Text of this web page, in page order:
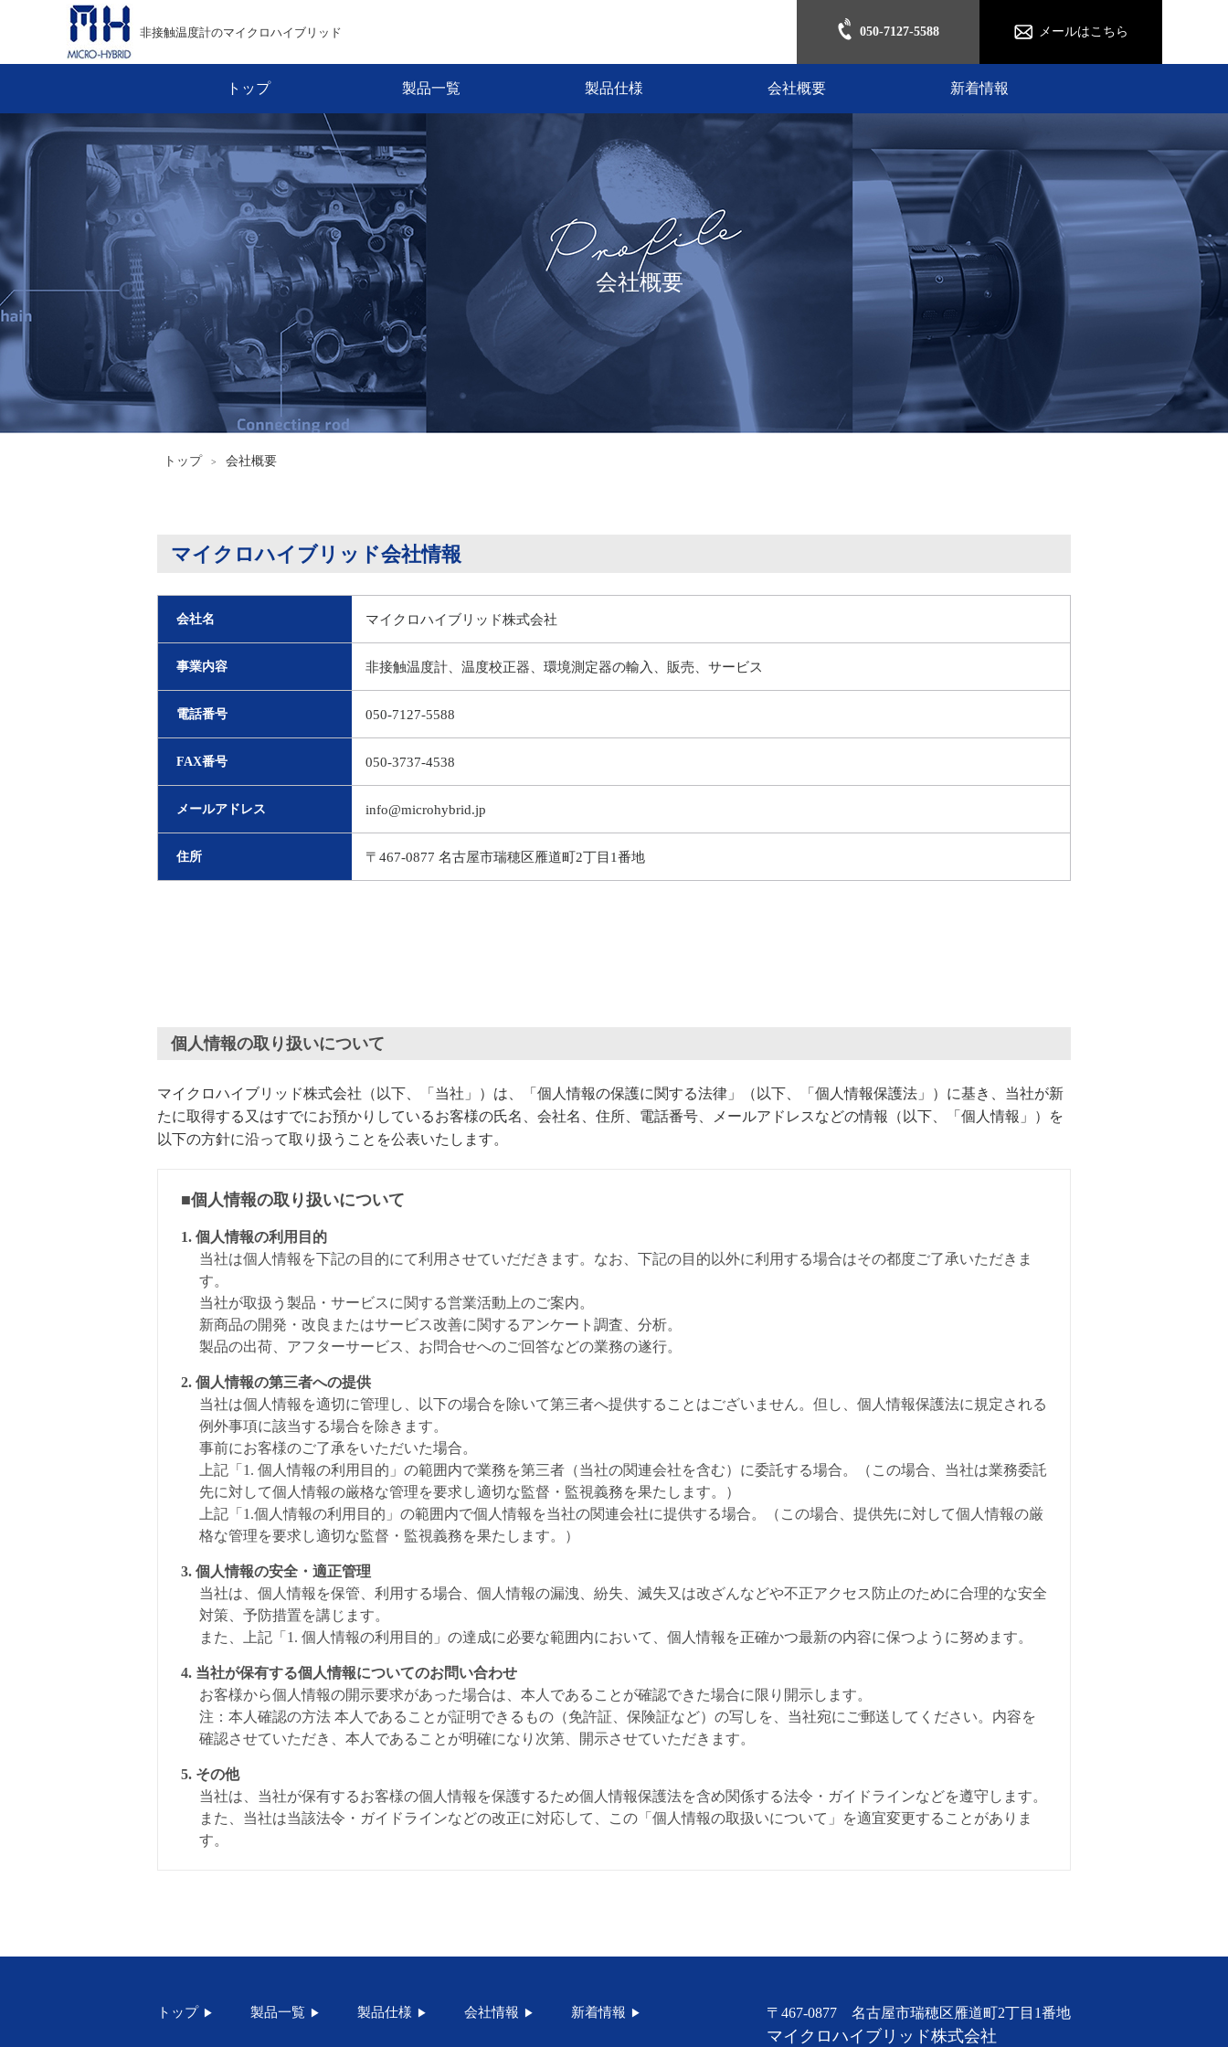
非接触温度計のマイクロハイブリッド 050-7127-5588 メールはこちら
トップ 製品一覧 製品仕様 会社概要 新着情報
会社概要
トップ > 会社概要
マイクロハイブリッド会社情報
会社名 マイクロハイブリッド株式会社
事業内容 非接触温度計、温度校正器、環境測定器の輸入、販売、サービス
電話番号 050-7127-5588
FAX番号 050-3737-4538
メールアドレス info@microhybrid.jp
住所 〒467-0877 名古屋市瑞穂区雁道町2丁目1番地
個人情報の取り扱いについて
マイクロハイブリッド株式会社（以下、「当社」）は、「個人情報の保護に関する法律」（以下、「個人情報保護法」）に基き、当社が新
たに取得する又はすでにお預かりしているお客様の氏名、会社名、住所、電話番号、メールアドレスなどの情報（以下、「個人情報」）を
以下の方針に沿って取り扱うことを公表いたします。
■個人情報の取り扱いについて
1. 個人情報の利用目的
当社は個人情報を下記の目的にて利用させていだだきます。なお、下記の目的以外に利用する場合はその都度ご了承いただきま
す。
当社が取扱う製品・サービスに関する営業活動上のご案内。
新商品の開発・改良またはサービス改善に関するアンケート調査、分析。
製品の出荷、アフターサービス、お問合せへのご回答などの業務の遂行。
2. 個人情報の第三者への提供
当社は個人情報を適切に管理し、以下の場合を除いて第三者へ提供することはございません。但し、個人情報保護法に規定される
例外事項に該当する場合を除きます。
事前にお客様のご了承をいただいた場合。
上記「1. 個人情報の利用目的」の範囲内で業務を第三者（当社の関連会社を含む）に委託する場合。（この場合、当社は業務委託
先に対して個人情報の厳格な管理を要求し適切な監督・監視義務を果たします。）
上記「1.個人情報の利用目的」の範囲内で個人情報を当社の関連会社に提供する場合。（この場合、提供先に対して個人情報の厳
格な管理を要求し適切な監督・監視義務を果たします。）
3. 個人情報の安全・適正管理
当社は、個人情報を保管、利用する場合、個人情報の漏洩、紛失、滅失又は改ざんなどや不正アクセス防止のために合理的な安全
対策、予防措置を講じます。
また、上記「1. 個人情報の利用目的」の達成に必要な範囲内において、個人情報を正確かつ最新の内容に保つように努めます。
4. 当社が保有する個人情報についてのお問い合わせ
お客様から個人情報の開示要求があった場合は、本人であることが確認できた場合に限り開示します。
注：本人確認の方法 本人であることが証明できるもの（免許証、保険証など）の写しを、当社宛にご郵送してください。内容を
確認させていただき、本人であることが明確になり次第、開示させていただきます。
5. その他
当社は、当社が保有するお客様の個人情報を保護するため個人情報保護法を含め関係する法令・ガイドラインなどを遵守します。
また、当社は当該法令・ガイドラインなどの改正に対応して、この「個人情報の取扱いについて」を適宜変更することがありま
す。
トップ 製品一覧 製品仕様 会社情報 新着情報 〒467-0877 名古屋市瑞穂区雁道町2丁目1番地
マイクロハイブリッド株式会社